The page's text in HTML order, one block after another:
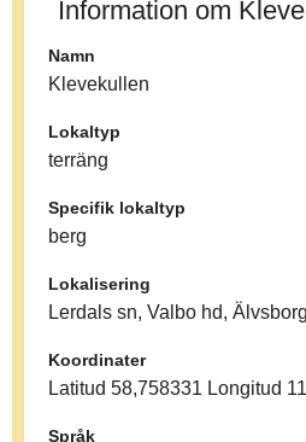
Information om
Namn
Klevekullen
Lokaltyp
terräng
Specifik lokaltyp
berg
Lokalisering
Lerdals sn, Valbo hd,
Koordinater
Latitud 58,758331 Longitud
Språk